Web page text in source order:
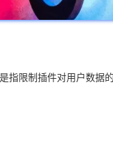
限制插件对用户数